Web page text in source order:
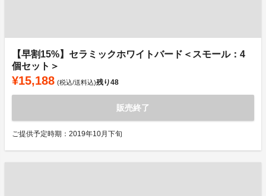
【早割15%】セラミックホワイトバード＜スモール：4
個セット＞
¥15,188 (税込/送料込)残り48
販売終了
ご提供予定時期：2019年10月下旬